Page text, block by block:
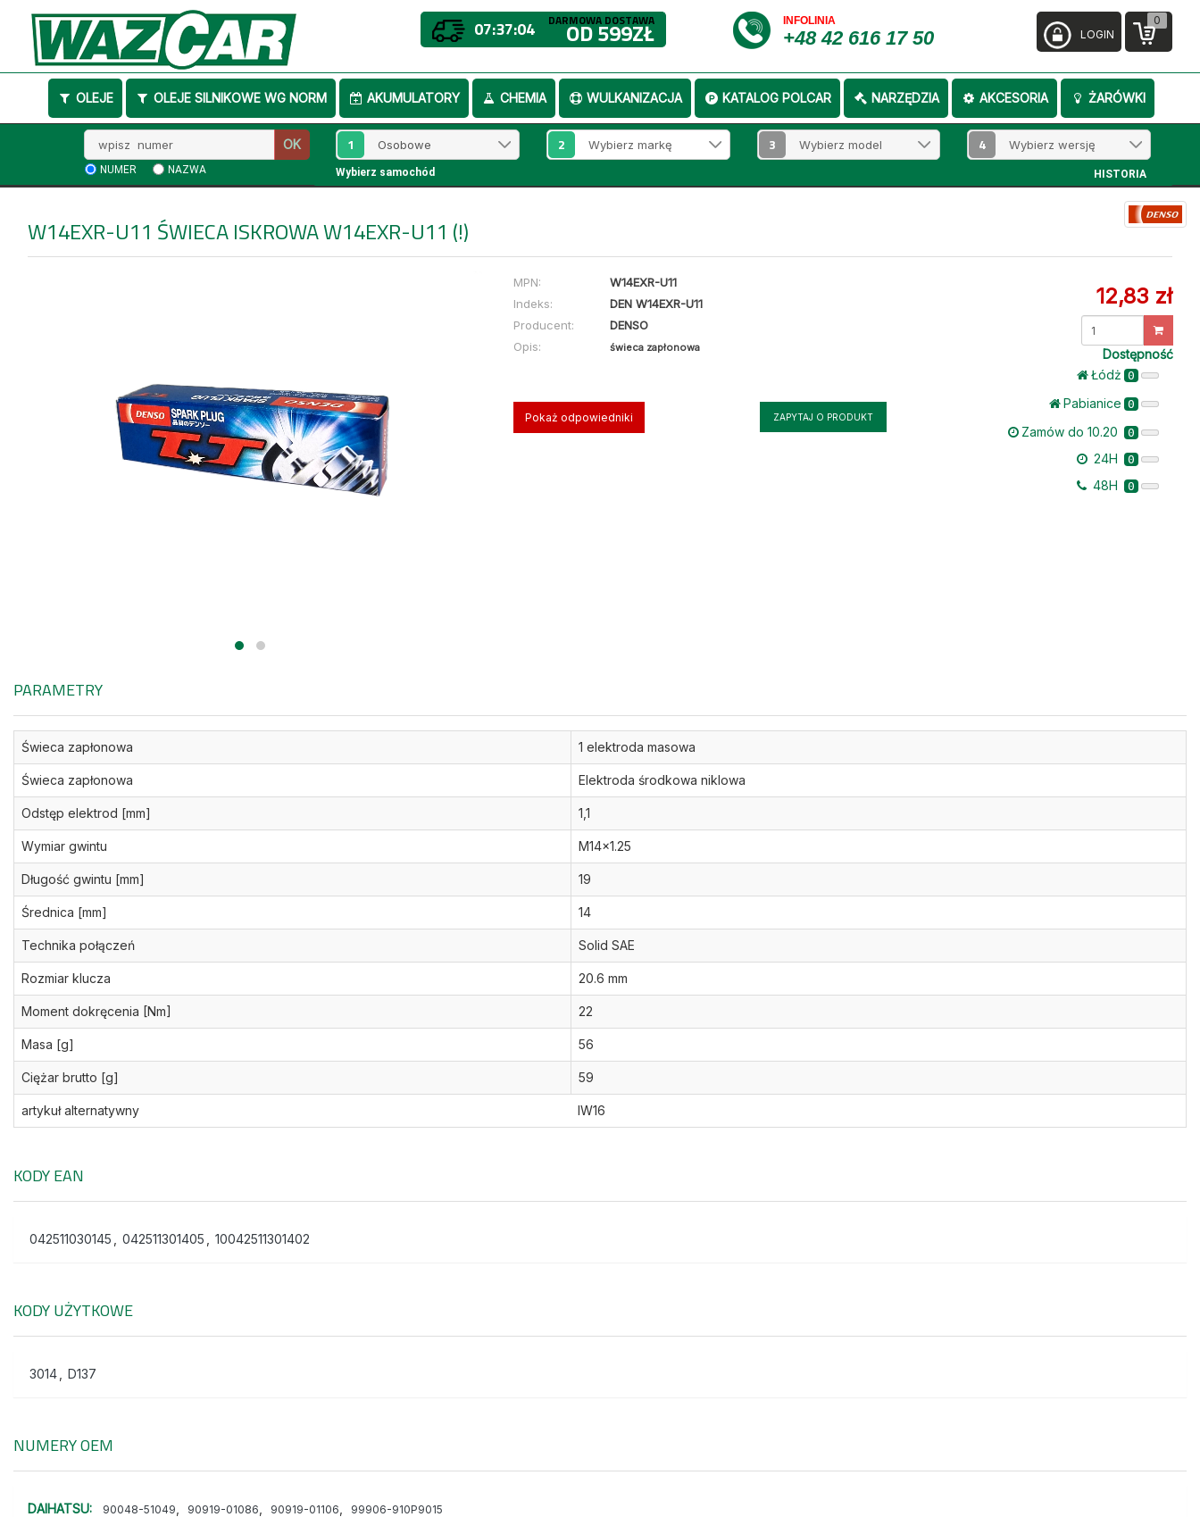
07:37:04 DARMOWA DOSTAWA
OD 599ZŁ INFOLINIA
+48 42 616 17 50
OLEJE OLEJE SILNIKOWE WG NORM AKUMULATORY CHEMIA WULKANIZACJA KATALOG POLCAR NARZĘDZIA AKCESORIA ŻARÓWKI
0
LOGIN
numer
OK
NUMER NAZWA
1 2 3 4
Wybierz samochód HISTORIA
W14EXR-U11 ŚWIECA ISKROWA W14EXR-U11 (!)
MPN:
W14EXR-U11
Indeks:
DEN W14EXR-U11
Producent:
DENSO
Opis:
świeca zapłonowa
Pokaż odpowiedniki ZAPYTAJ O PRODUKT
12,83 zł
Dostępność
Łódż 0
Pabianice 0
Zamów do 10.20 0
24H 0
48H 0
PARAMETRY
Świeca zapłonowa 1 elektroda masowa
Świeca zapłonowa Elektroda środkowa niklowa
Odstęp elektrod [mm] 1,1
Wymiar gwintu M14x1.25
Długość gwintu [mm] 19
Średnica [mm] 14
Technika połączeń Solid SAE
Rozmiar klucza 20.6 mm
Moment dokręcenia [Nm] 22
Masa [g] 56
Ciężar brutto [g] 59
artykuł alternatywny IW16
KODY EAN
042511030145 042511301405 10042511301402
KODY UŻYTKOWE
3014 D137
NUMERY OEM
DAIHATSU: 90048-51049 90919-01086 90919-01106 99906-910P9015